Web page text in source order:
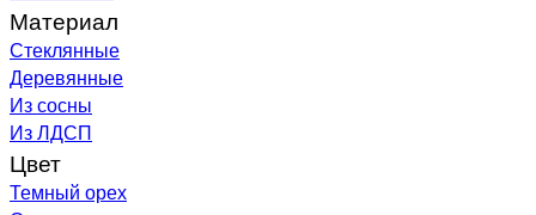
Материал
Стеклянные
Деревянные
Из сосны
Из ЛДСП
Цвет
Темный орех